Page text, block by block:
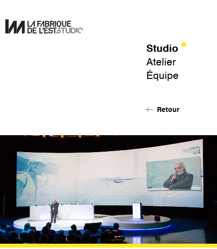
Studio
Atelier
Équipe
Retour